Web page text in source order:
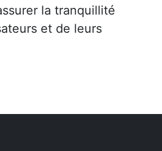
la tranquillité
et de leurs